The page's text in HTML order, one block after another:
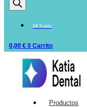
Mi Katia
0,00 € 0 Carrito
Productos